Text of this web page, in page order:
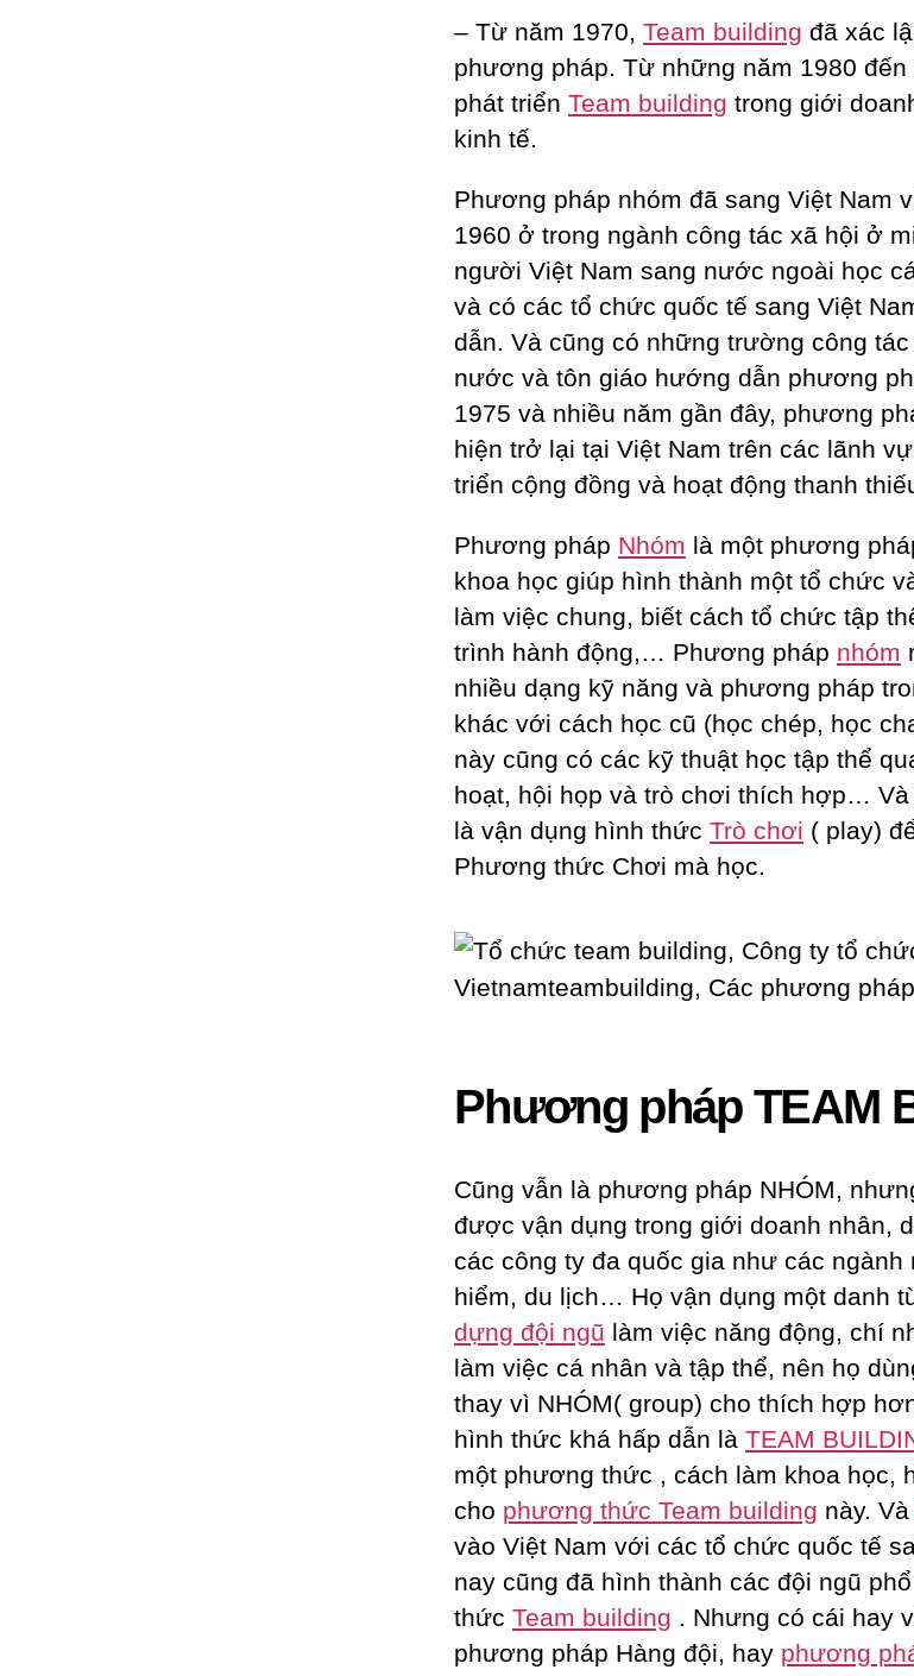
– Từ năm 1970, Team building đã xác
phương pháp. Từ những năm 1980 đến
phát triển Team building trong giới
kinh tế.
Phương pháp nhóm đã sang Việt Nam
1960 ở trong ngành công tác xã hội ở
người Việt Nam sang nước ngoài học
và có các tổ chức quốc tế sang Việt
dẫn. Và cũng có những trường công
nước và tôn giáo hướng dẫn phương
1975 và nhiều năm gần đây, phương
hiện trở lại tại Việt Nam trên các lãnh
triển cộng đồng và hoạt động thanh
Phương pháp Nhóm là một phương
khoa học giúp hình thành một tổ chức
làm việc chung, biết cách tổ chức tập
trình hành động,… Phương pháp nhóm
nhiều dạng kỹ năng và phương pháp
khác với cách học cũ (học chép, học
này cũng có các kỹ thuật học tập thể
hoạt, hội họp và trò chơi thích hợp… Và
là vận dụng hình thức Trò chơi ( play)
Phương thức Chơi mà học.
Phương pháp TEAM
Cũng vẫn là phương pháp NHÓM,
được vận dụng trong giới doanh nhân,
các công ty đa quốc gia như các ngành
hiểm, du lịch… Họ vận dụng một danh
dựng đội ngũ làm việc năng động, chí
làm việc cá nhân và tập thể, nên họ
thay vì NHÓM( group) cho thích hợp
hình thức khá hấp dẫn là TEAM
một phương thức , cách làm khoa học,
cho phương thức Team building này. Và
vào Việt Nam với các tổ chức quốc tế
nay cũng đã hình thành các đội ngũ
thức Team building . Nhưng có cái hay
phương pháp Hàng đội, hay phương